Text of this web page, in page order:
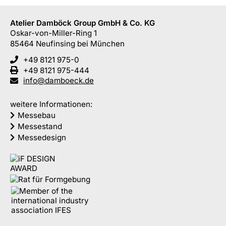
Atelier Damböck Group GmbH & Co. KG
Oskar-von-Miller-Ring 1
85464 Neufinsing bei München
+49 8121 975-0
+49 8121 975-444
info@damboeck.de
weitere Informationen:
Messebau
Messestand
Messedesign